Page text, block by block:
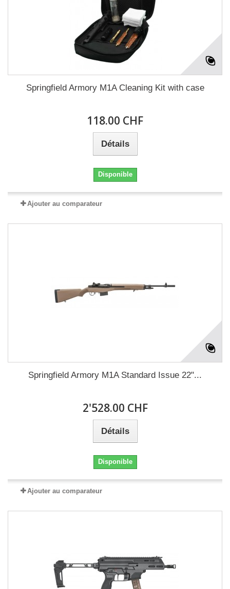
Springfield Armory M1A Cleaning Kit with case
118.00 CHF
Détails
Disponible
Ajouter au comparateur
Springfield Armory M1A Standard Issue 22"...
2'528.00 CHF
Détails
Disponible
Ajouter au comparateur